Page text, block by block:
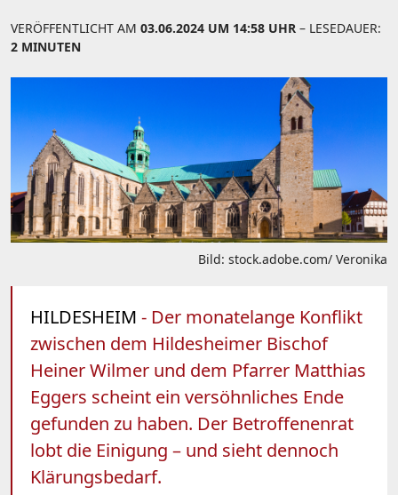
VERÖFFENTLICHT AM 03.06.2024 UM 14:58 UHR – LESEDAUER:
2 MINUTEN
Bild: stock.adobe.com/ Veronika
HILDESHEIM - Der monatelange Konflikt
zwischen dem Hildesheimer Bischof
Heiner Wilmer und dem Pfarrer Matthias
Eggers scheint ein versöhnliches Ende
gefunden zu haben. Der Betroffenenrat
lobt die Einigung – und sieht dennoch
Klärungsbedarf.